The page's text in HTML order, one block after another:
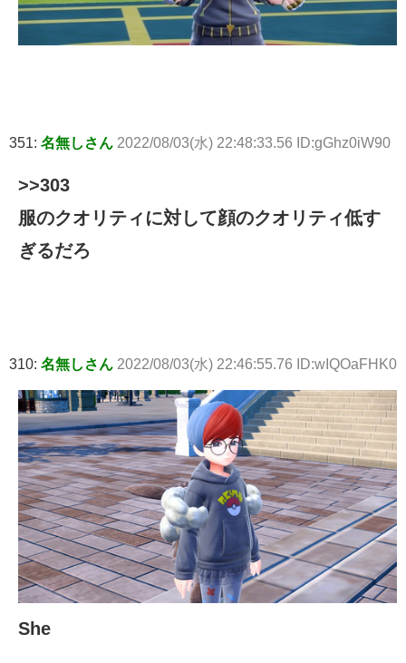
351: 名無しさん 2022/08/03(水) 22:48:33.56 ID:gGhz0iW90
>>303
服のクオリティに対して顔のクオリティ低す
ぎるだろ
310: 名無しさん 2022/08/03(水) 22:46:55.76 ID:wIQOaFHK0
She